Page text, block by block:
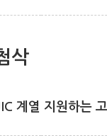
삭
계열 지원하는